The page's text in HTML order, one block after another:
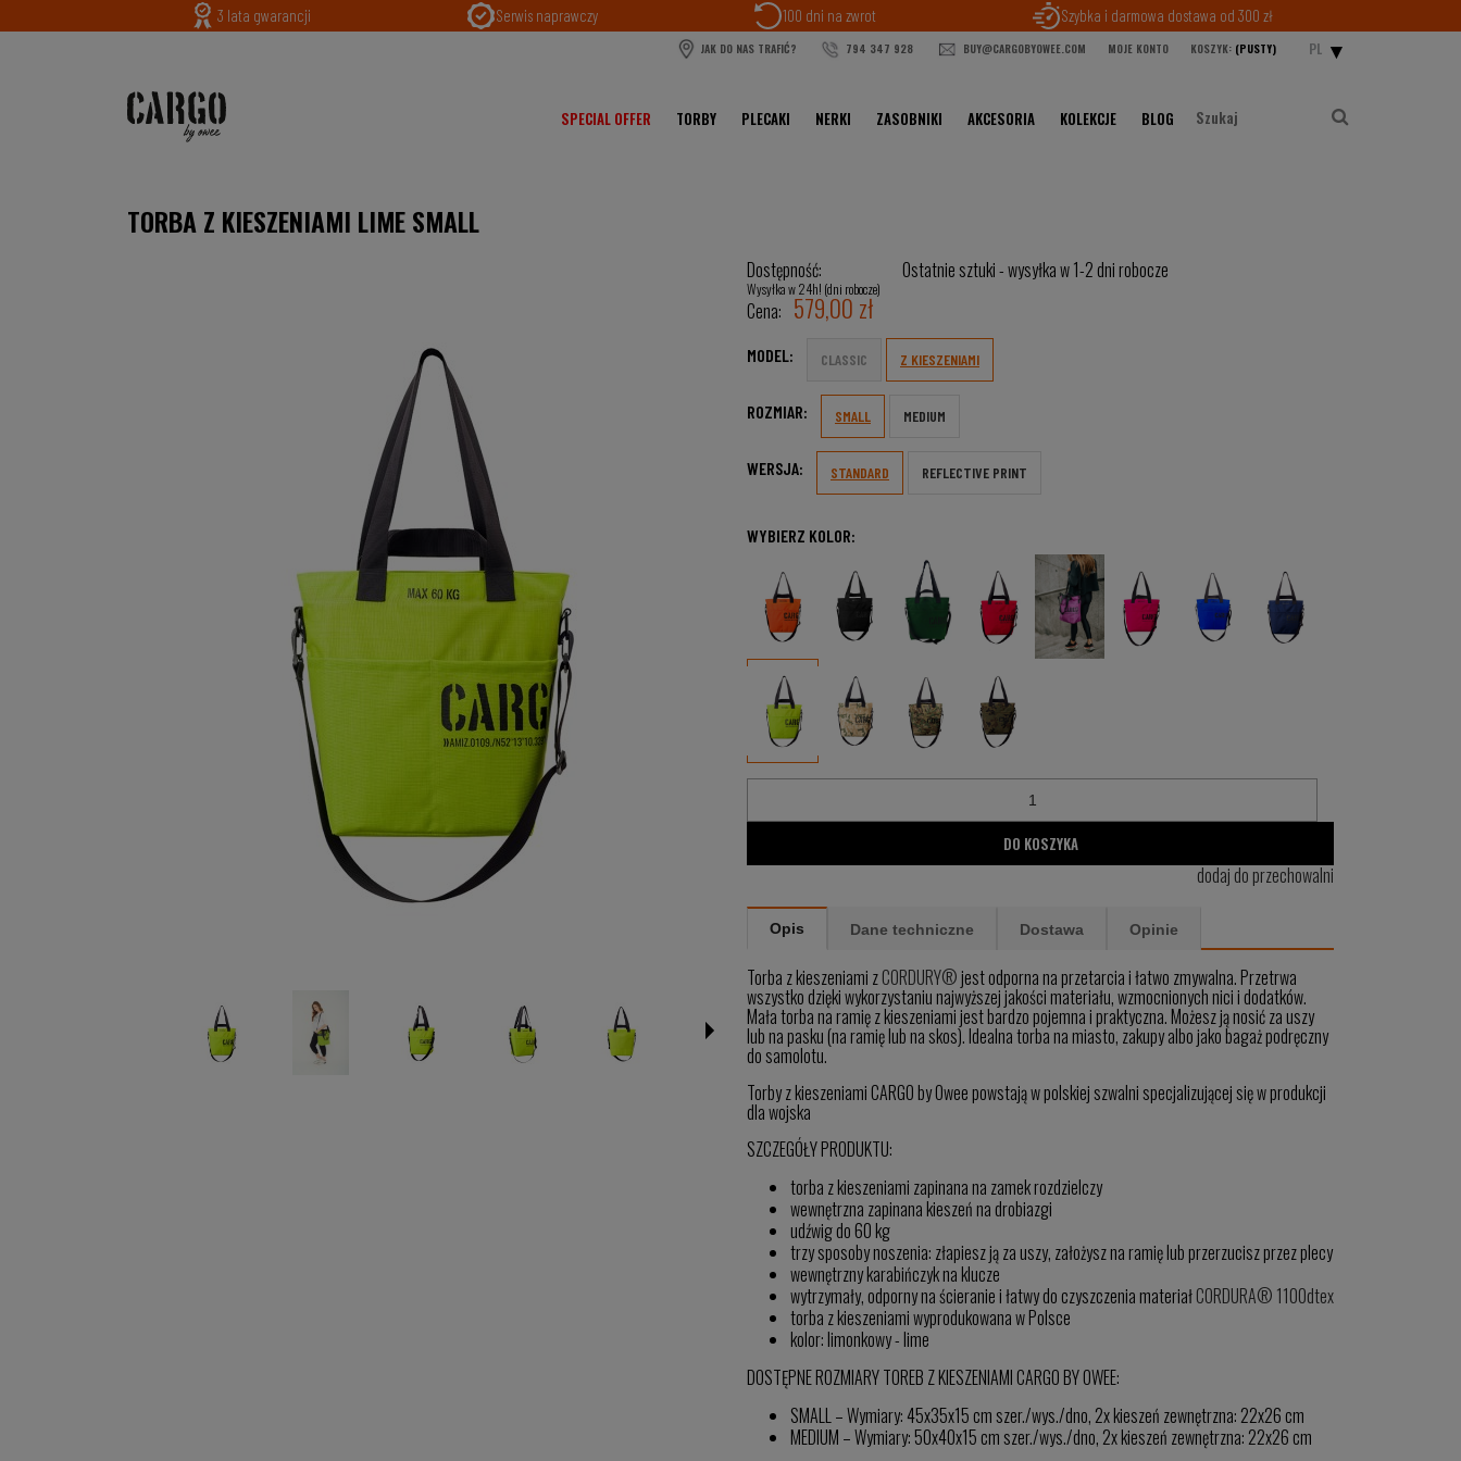
3 lata gwarancji Serwis naprawczy 100 dni na zwrot Szybka i darmowa dostawa od 300 zł
JAK DO NAS TRAFIĆ? 794 347 928 BUY@CARGOBYOWEE.COM MOJE KONTO KOSZYK: (PUSTY) PL
SPECIAL OFFER TORBY PLECAKI NERKI ZASOBNIKI AKCESORIA KOLEKCJE BLOG
TORBA Z KIESZENIAMI LIME SMALL
Dostępność: Ostatnie sztuki - wysyłka w 1-2 dni robocze
Wysyłka w 24h! (dni robocze)
Cena: 579,00 zł
MODEL: CLASSIC Z KIESZENIAMI
ROZMIAR: SMALL MEDIUM
WERSJA: STANDARD REFLECTIVE PRINT
WYBIERZ KOLOR:
DO KOSZYKA
dodaj do przechowalni
Opis Dane techniczne Dostawa Opinie
Torba z kieszeniami zCORDURY®jest odporna na przetarcia i łatwo zmywalna. Przetrwa
wszystko dzięki wykorzystaniu najwyższej jakości materiału, wzmocnionych nici i dodatków.
Mała torba na ramię z kieszeniami jest bardzo pojemna i praktyczna. Możesz ją nosić za uszy
lub na pasku (na ramię lub na skos). Idealna torba na miasto, zakupy albo jako bagaż podręczny
do samolotu.
Torby z kieszeniami CARGO by Owee powstają w polskiej szwalni specjalizującej się w produkcji
dla wojska
SZCZEGÓŁY PRODUKTU:
torba z kieszeniami zapinana na zamek rozdzielczy
wewnętrzna zapinana kieszeń na drobiazgi
udźwig do 60 kg
trzy sposoby noszenia: złapiesz ją za uszy, założysz na ramię lub przerzucisz przez plecy
wewnętrzny karabińczyk na klucze
wytrzymały, odporny na ścieranie i łatwy do czyszczenia materiałCORDURA® 1100dtex
torba z kieszeniami wyprodukowana w Polsce
kolor: limonkowy - lime
DOSTĘPNE ROZMIARY TOREB Z KIESZENIAMI CARGO BY OWEE:
SMALL – Wymiary: 45x35x15 cm szer./wys./dno, 2x kieszeń zewnętrzna: 22x26 cm
MEDIUM – Wymiary: 50x40x15 cm szer./wys./dno, 2x kieszeń zewnętrzna: 22x26 cm